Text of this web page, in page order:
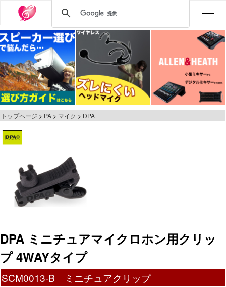
トップページ PA マイク DPA
DPA ミニチュアマイクロホン用クリッ
プ 4WAYタイプ
SCM0013-B ミニチュアクリップ